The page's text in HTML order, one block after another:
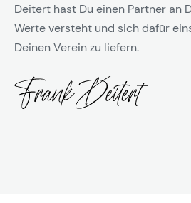
Deitert hast Du einen Partner an
Werte versteht und sich dafür
Deinen Verein zu liefern.